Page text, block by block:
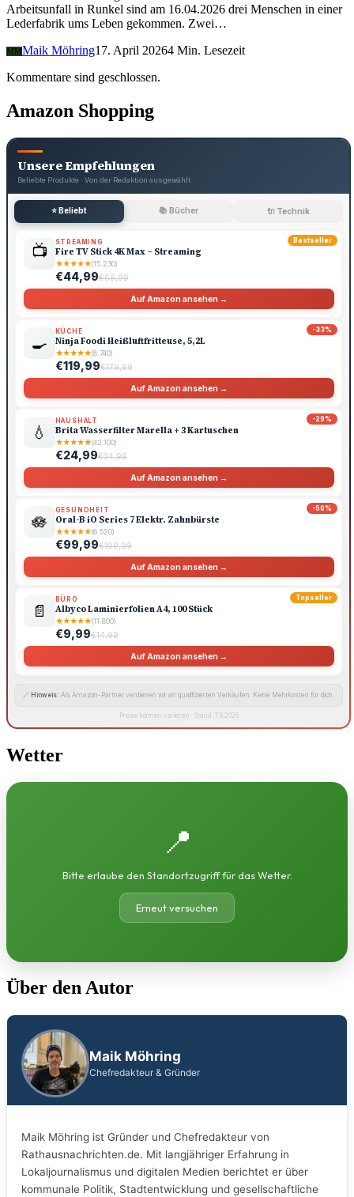
Arbeitsunfall in Runkel sind am 16.04.2026 drei Menschen in einer
Lederfabrik ums Leben gekommen. Zwei…
MMMaik Möhring17. April 20264 Min. Lesezeit
Kommentare sind geschlossen.
Amazon Shopping
Unsere Empfehlungen
Beliebte Produkte · Von der Redaktion ausgewählt
⭐ Beliebt 📚 Bücher 🔌 Technik
Bestseller
📺 STREAMING
Fire TV Stick 4K Max – Streaming
★★★★★(15.230)
€44,99€69,99
Auf Amazon ansehen →
-33%
🍳
KÜCHE
Ninja Foodi Heißluftfritteuse, 5,2L
★★★★★(8.740)
€119,99€179,99
Auf Amazon ansehen →
-29%
💧
HAUSHALT
Brita Wasserfilter Marella + 3 Kartuschen
★★★★★(42.100)
€24,99€34,99
Auf Amazon ansehen →
-50%
🪷
GESUNDHEIT
Oral-B iO Series 7 Elektr. Zahnbürste
★★★★★(6.520)
€99,99€199,99
Auf Amazon ansehen →
Topseller
📄
BÜRO
Albyco Laminierfolien A4, 100 Stück
★★★★★(11.800)
€9,99€14,99
Auf Amazon ansehen →
🔗 Hinweis: Als Amazon-Partner verdienen wir an qualifizierten Verkäufen. Keine Mehrkosten für dich.
Preise können variieren · Stand: 7.8.2026
Wetter
📍
Bitte erlaube den Standortzugriff für das Wetter.
Erneut versuchen
Über den Autor
Maik Möhring
Chefredakteur & Gründer
Maik Möhring ist Gründer und Chefredakteur von
Rathausnachrichten.de. Mit langjähriger Erfahrung in
Lokaljournalismus und digitalen Medien berichtet er über
kommunale Politik, Stadtentwicklung und gesellschaftliche